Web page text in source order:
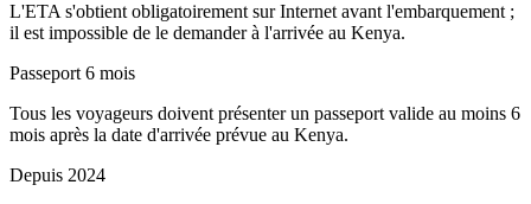
L'ETA s'obtient obligatoirement sur Internet avant l'embarquement ;
il est impossible de le demander à l'arrivée au Kenya.
Passeport 6 mois
Tous les voyageurs doivent présenter un passeport valide au moins 6
mois après la date d'arrivée prévue au Kenya.
Depuis 2024